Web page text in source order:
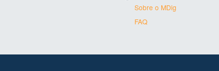
Sobre o MDig
FAQ